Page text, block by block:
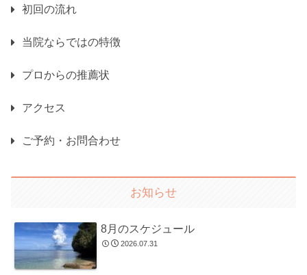
初回の流れ
当院ならではの特徴
プロからの推薦状
アクセス
ご予約・お問合わせ
お知らせ
8月のスケジュール
2026.07.31